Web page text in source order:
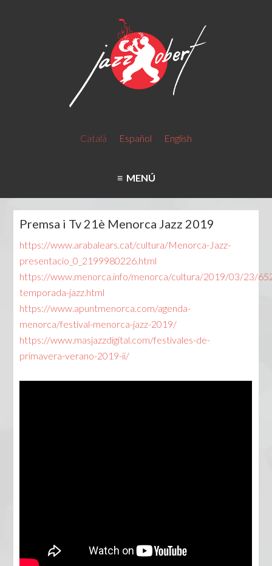
Català Español English
MENÚ
Premsa i Tv 21è Menorca Jazz 2019
https://www.arabalears.cat/cultura/Menorca-Jazz-
presentacio_0_2199980226.html
https://www.menorca.info/menorca/cultura/2019/03/23/
temporada-jazz.html
https://www.apuntmenorca.com/agenda-
menorca/festival-menorca-jazz-2019/
https://www.masjazzdigital.com/festivales-de-
primavera-verano-2019-ii/